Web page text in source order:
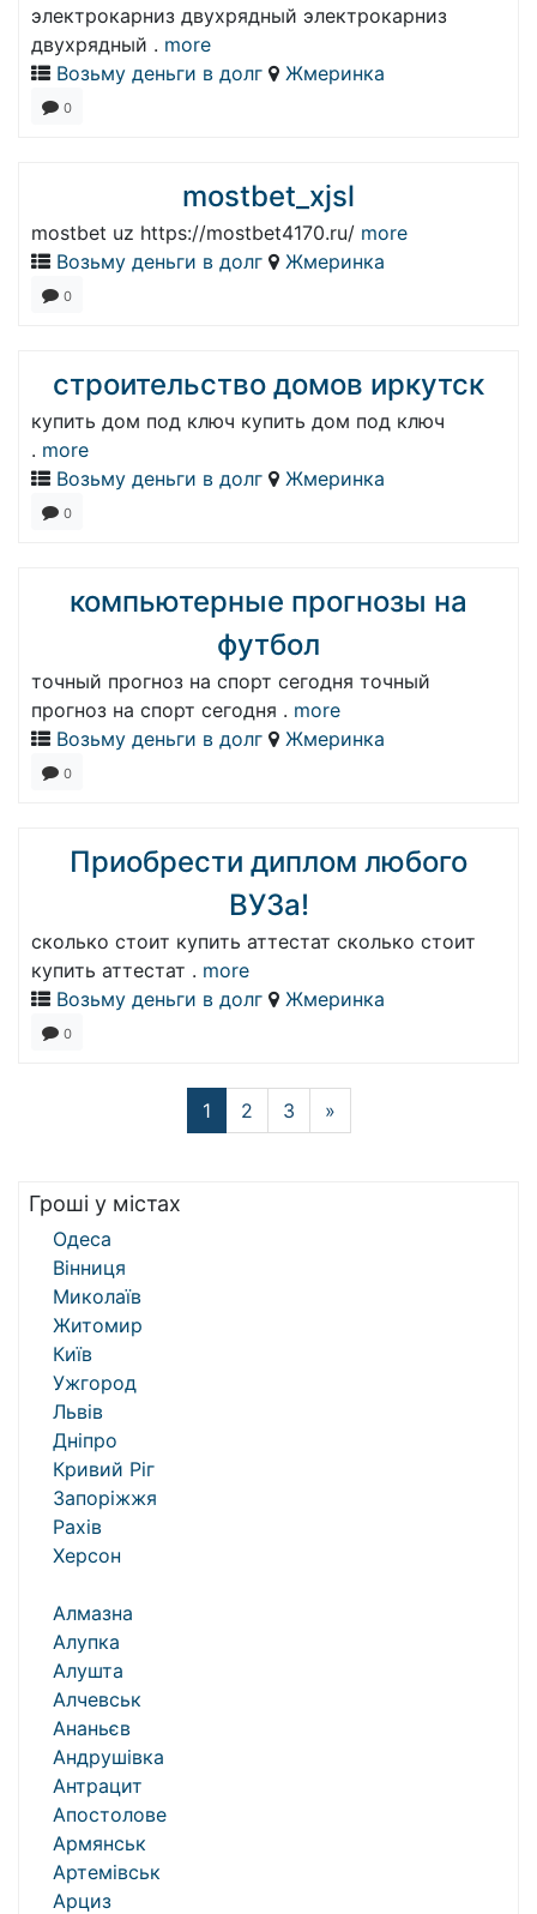
электрокарниз двухрядный электрокарниз
двухрядный . more
Возьму деньги в долг
Жмеринка
0
mostbet_xjsl
mostbet uz https://mostbet4170.ru/ more
Возьму деньги в долг
Жмеринка
0
строительство домов иркутск
купить дом под ключ купить дом под ключ
. more
Возьму деньги в долг
Жмеринка
0
компьютерные прогнозы на
футбол
точный прогноз на спорт сегодня точный
прогноз на спорт сегодня . more
Возьму деньги в долг
Жмеринка
0
Приобрести диплом любого
ВУЗа!
сколько стоит купить аттестат сколько стоит
купить аттестат . more
Возьму деньги в долг
Жмеринка
0
1 2 3 »
Гроші у містах
Одеса
Вінниця
Миколаїв
Житомир
Київ
Ужгород
Львів
Дніпро
Кривий Ріг
Запоріжжя
Рахів
Херсон
Алмазна
Алупка
Алушта
Алчевськ
Ананьєв
Андрушівка
Антрацит
Апостолове
Армянськ
Артемівськ
Арциз